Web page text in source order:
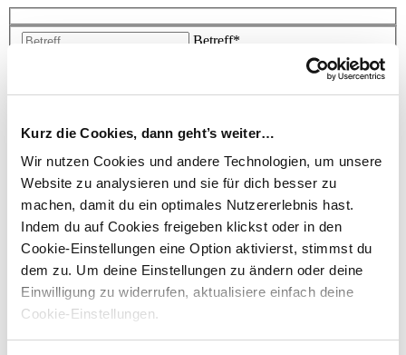
Kurz die Cookies, dann geht’s weiter…
Wir nutzen Cookies und andere Technologien, um unsere
Website zu analysieren und sie für dich besser zu
machen, damit du ein optimales Nutzererlebnis hast.
Indem du auf Cookies freigeben klickst oder in den
Cookie-Einstellungen eine Option aktivierst, stimmst du
dem zu. Um deine Einstellungen zu ändern oder deine
Einwilligung zu widerrufen, aktualisiere einfach deine
Cookie-Einstellungen.
Betreff*
Email*
Ihre Anfrage
Ich habe dieDatenschutzerklärunggelesen*
Captcha *